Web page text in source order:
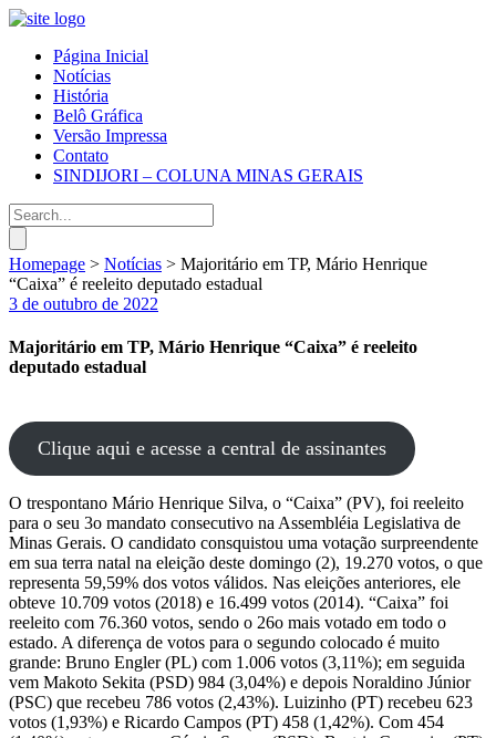
Página Inicial
Notícias
História
Belô Gráfica
Versão Impressa
Contato
SINDIJORI – COLUNA MINAS GERAIS
Homepage > Notícias > Majoritário em TP, Mário Henrique
“Caixa” é reeleito deputado estadual
3 de outubro de 2022
Majoritário em TP, Mário Henrique “Caixa” é reeleito
deputado estadual
Clique aqui e acesse a central de assinantes
O trespontano Mário Henrique Silva, o “Caixa” (PV), foi reeleito
para o seu 3o mandato consecutivo na Assembléia Legislativa de
Minas Gerais. O candidato consquistou uma votação surpreendente
em sua terra natal na eleição deste domingo (2), 19.270 votos, o que
representa 59,59% dos votos válidos. Nas eleições anteriores, ele
obteve 10.709 votos (2018) e 16.499 votos (2014). “Caixa” foi
reeleito com 76.360 votos, sendo o 26o mais votado em todo o
estado. A diferença de votos para o segundo colocado é muito
grande: Bruno Engler (PL) com 1.006 votos (3,11%); em seguida
vem Makoto Sekita (PSD) 984 (3,04%) e depois Noraldino Júnior
(PSC) que recebeu 786 votos (2,43%). Luizinho (PT) recebeu 623
votos (1,93%) e Ricardo Campos (PT) 458 (1,42%). Com 454